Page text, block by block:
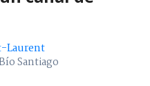
Laurent
Santiago